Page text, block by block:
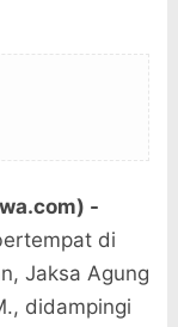
-
di
Jaksa Agung
didampingi